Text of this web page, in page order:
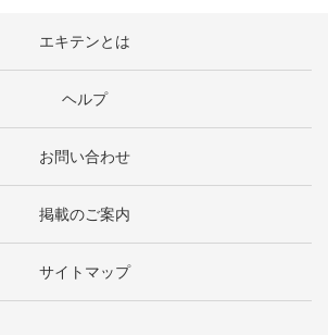
エキテンとは
ヘルプ
お問い合わせ
掲載のご案内
サイトマップ